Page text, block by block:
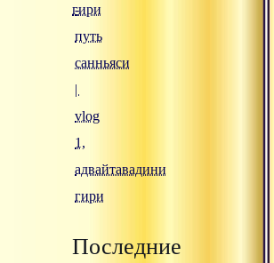
гири
-
путь
санньяси
|
vlog
1,
адвайтавадини
гири
Последние